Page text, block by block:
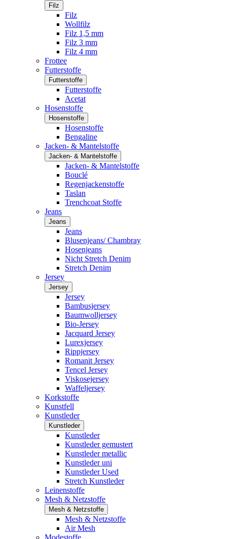
Filz
Filz
Wollfilz
Filz 1,5 mm
Filz 3 mm
Filz 4 mm
Frottee
Futterstoffe
Futterstoffe
Futterstoffe
Acetat
Hosenstoffe
Hosenstoffe
Hosenstoffe
Bengaline
Jacken- & Mantelstoffe
Jacken- & Mantelstoffe
Jacken- & Mantelstoffe
Bouclé
Regenjackenstoffe
Taslan
Trenchcoat Stoffe
Jeans
Jeans
Jeans
Blusenjeans/ Chambray
Hosenjeans
Nicht Stretch Denim
Stretch Denim
Jersey
Jersey
Jersey
Bambusjersey
Baumwolljersey
Bio-Jersey
Jacquard Jersey
Lurexjersey
Rippjersey
Romanit Jersey
Tencel Jersey
Viskosejersey
Waffeljersey
Korkstoffe
Kunstfell
Kunstleder
Kunstleder
Kunstleder
Kunstleder gemustert
Kunstleder metallic
Kunstleder uni
Kunstleder Used
Stretch Kunstleder
Leinenstoffe
Mesh & Netzstoffe
Mesh & Netzstoffe
Mesh & Netzstoffe
Air Mesh
Modestoffe